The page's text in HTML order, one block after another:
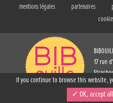
mentions légales
partenaires
17 rue
T. 03
If you continue to browse this website,
✓ OK, accept all